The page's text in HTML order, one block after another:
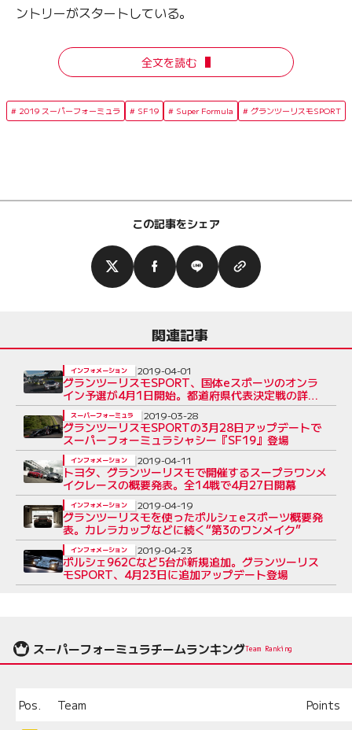
ントリーがスタートしている。
全文を読む
2019 スーパーフォーミュラ SF19 Super Formula グランツーリスモSPORT
この記事をシェア
関連記事
グランツーリスモSPORT、国体eスポーツのオンラ
イン予選が4月1日開始。都道府県代表決定戦の詳細
も
インフォメーション 2019-04-01
グランツーリスモSPORTの3月28日アップデートで
スーパーフォーミュラシャシー『SF19』登場
スーパーフォーミュラ 2019-03-28
トヨタ、グランツーリスモで開催するスープラワンメ
イクレースの概要発表。全14戦で4月27日開幕
インフォメーション 2019-04-11
グランツーリスモを使ったポルシェeスポーツ概要発
表。カレラカップなどに続く“第3のワンメイク”
インフォメーション 2019-04-19
ポルシェ962Cなど5台が新規追加。グランツーリス
モSPORT、4月23日に追加アップデート登場
インフォメーション 2019-04-23
スーパーフォーミュラチームランキングTeam Ranking
Pos. Team Points